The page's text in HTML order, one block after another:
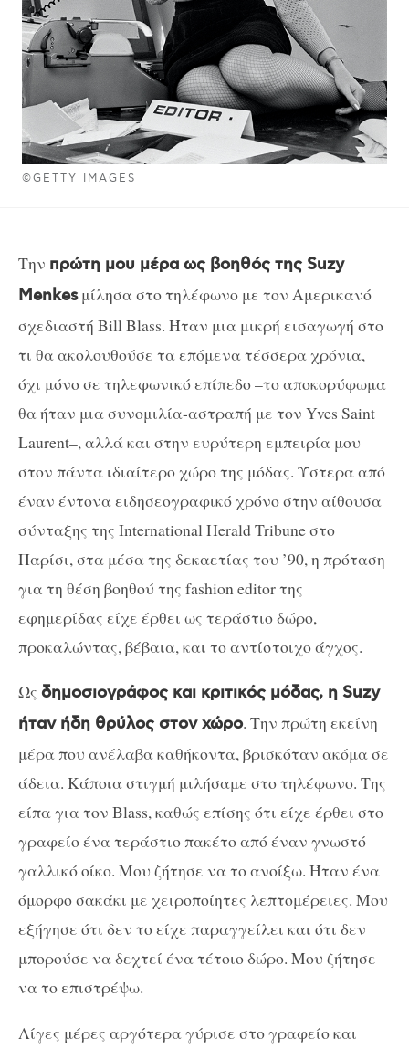
©GETTY IMAGES
Την πρώτη μου μέρα ως βοηθός της Suzy
Menkesμίλησα στο τηλέφωνο με τον Αμερικανό
σχεδιαστή Bill Blass. Ήταν μια μικρή εισαγωγή στο
τι θα ακολουθούσε τα επόμενα τέσσερα χρόνια,
όχι μόνο σε τηλεφωνικό επίπεδο –το αποκορύφωμα
θα ήταν μια συνομιλία-αστραπή με τον Yves Saint
Laurent–, αλλά και στην ευρύτερη εμπειρία μου
στον πάντα ιδιαίτερο χώρο της μόδας. Ύστερα από
έναν έντονα ειδησεογραφικό χρόνο στην αίθουσα
σύνταξης της International HeraldTribuneστο
Παρίσι, στα μέσα της δεκαετίας του ’90, η πρόταση
για τη θέση βοηθού της fashion editorτης
εφημερίδας είχε έρθει ως τεράστιο δώρο,
προκαλώντας, βέβαια, και το αντίστοιχο άγχος.
Ως δημοσιογράφος και κριτικός μόδας, η Suzy
ήταν ήδη θρύλος στον χώρο. Την πρώτη εκείνη
μέρα που ανέλαβα καθήκοντα, βρισκόταν ακόμα σε
άδεια. Κάποια στιγμή μιλήσαμε στο τηλέφωνο. Της
είπα για τον Blass, καθώς επίσης ότι είχε έρθει στο
γραφείο ένα τεράστιο πακέτο από έναν γνωστό
γαλλικό οίκο. Μου ζήτησε να το ανοίξω. Ήταν ένα
όμορφο σακάκι με χειροποίητες λεπτομέρειες. Μου
εξήγησε ότι δεν το είχε παραγγείλει και ότι δεν
μπορούσε να δεχτεί ένα τέτοιο δώρο. Μου ζήτησε
να το επιστρέψω.
Λίγες μέρες αργότερα γύρισε στο γραφείο και